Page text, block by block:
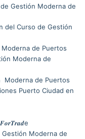
Gestión Moderna de
del Curso de Gestión
de Puertos
Moderna de
Moderna de Puertos
Puerto Ciudad en
Moderna de